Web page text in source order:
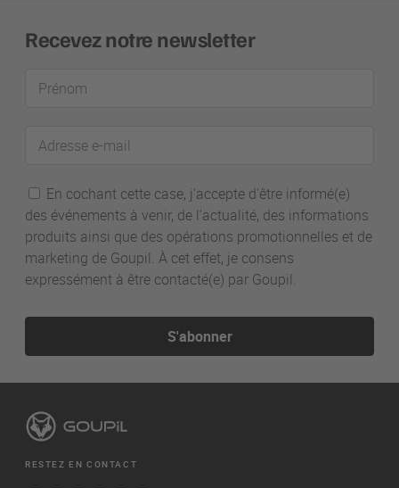
Recevez notre newsletter
Prénom
Adresse
En cochant cette case, j'accepte d'être informé(e)
des événements à venir, de l’actualité, des informations
produits ainsi que des opérations promotionnelles et de
marketing de Goupil. À cet effet, je consens
expressément à être contacté(e) par Goupil.
S'abonner
RESTEZ EN CONTACT